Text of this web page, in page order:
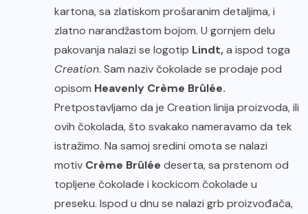
kartona, sa zlatiskom prošaranim detaljima, i
zlatno narandžastom bojom. U gornjem delu
pakovanja nalazi se logotip Lindt,a ispod toga
Creation. Sam naziv čokolade se prodaje pod
opisom Heavenly Crème Brûlée.
Pretpostavljamo da je Creation linija proizvoda, ili
ovih čokolada, što svakako nameravamo da tek
istražimo. Na samoj sredini omota se nalazi
motiv Crème Brûlée deserta, sa prstenom od
topljene čokolade i kockicom čokolade u
preseku. Ispod u dnu se nalazi grb proizvođača,